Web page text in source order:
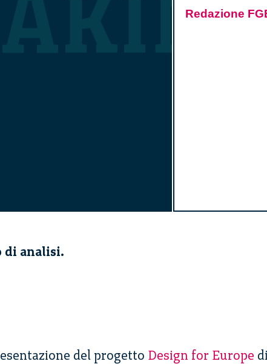
Redazione
di analisi.
del progetto Design for Europe